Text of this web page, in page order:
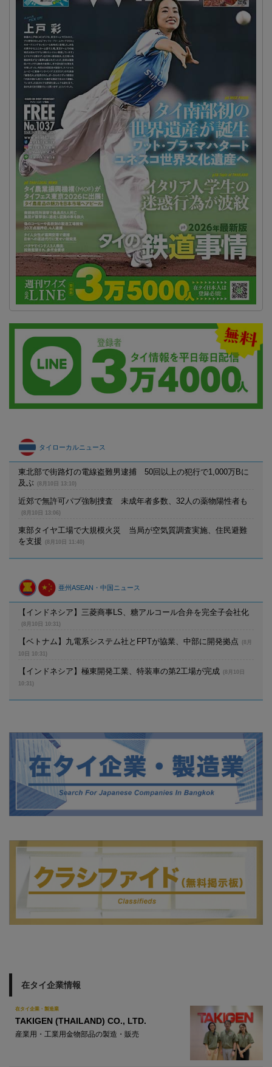
タイローカルニュース
東北部で街路灯の電線盗難男逮捕 50回以上の犯行で1,000万Bに
及ぶ
(8月10日 13:10)
近郊で無許可パブ強制捜査 未成年者多数、32人の薬物陽性者も
(8月10日 13:06)
東部タイヤ工場で大規模火災 当局が空気質調査実施、住民避難
を支援
(8月10日 11:40)
亜州ASEAN・中国ニュース
【インドネシア】三菱商事LS、糖アルコール合弁を完全子会社化
(8月10日 10:31)
【ベトナム】九電系システム社とFPTが協業、中部に開発拠点
(8月
10日 10:31)
【インドネシア】極東開発工業、特装車の第2工場が完成
(8月10日
10:31)
在タイ企業情報
在タイ企業・製造業
TAKIGEN (THAILAND) CO., LTD.
産業用・工業用金物部品の製造・販売